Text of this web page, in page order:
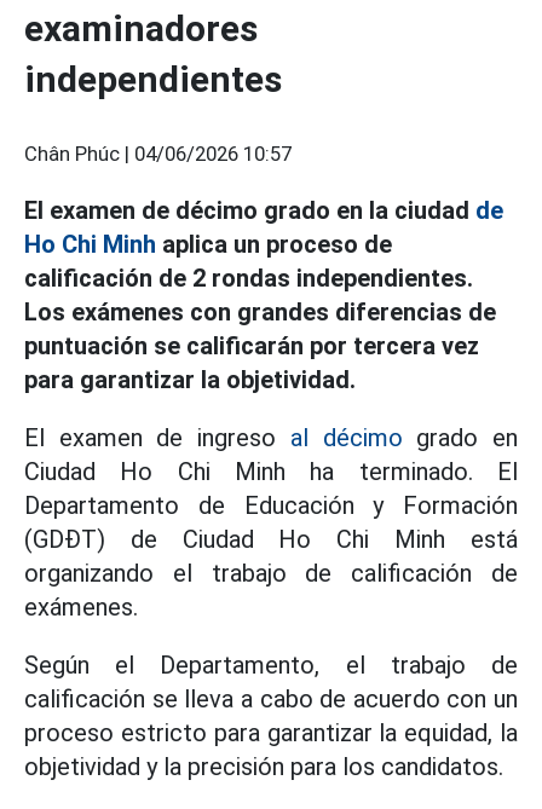
examinadores
independientes
Chân Phúc | 04/06/2026 10:57
El examen de décimo grado en la ciudad de
Ho Chi Minh aplica un proceso de
calificación de 2 rondas independientes.
Los exámenes con grandes diferencias de
puntuación se calificarán por tercera vez
para garantizar la objetividad.
El examen de ingreso al décimo grado en
Ciudad Ho Chi Minh ha terminado. El
Departamento de Educación y Formación
(GDĐT) de Ciudad Ho Chi Minh está
organizando el trabajo de calificación de
exámenes.
Según el Departamento, el trabajo de
calificación se lleva a cabo de acuerdo con un
proceso estricto para garantizar la equidad, la
objetividad y la precisión para los candidatos.